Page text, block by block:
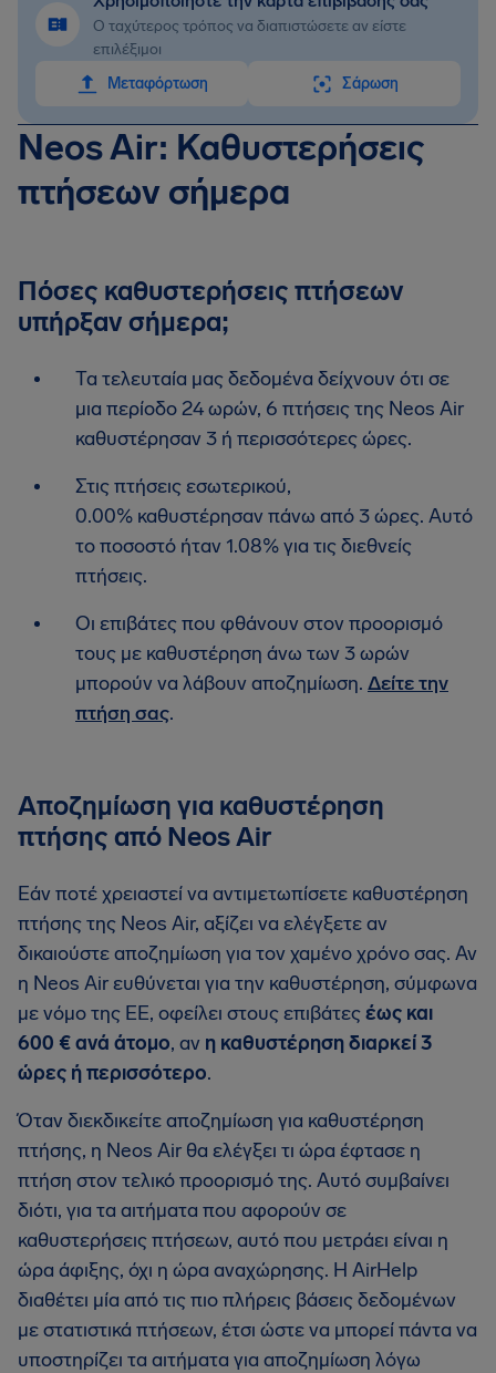
Ο ταχύτερος τρόπος να διαπιστώσετε αν είστε
επιλέξιμοι
Mεταφόρτωση
Σάρωση
Neos Air: Καθυστερήσεις
πτήσεων σήμερα
Πόσες καθυστερήσεις πτήσεων
υπήρξαν σήμερα;
Τα τελευταία μας δεδομένα δείχνουν ότι σε
μια περίοδο 24 ωρών, 6 πτήσεις της Neos Air
καθυστέρησαν 3 ή περισσότερες ώρες.
Στις πτήσεις εσωτερικού,
0.00% καθυστέρησαν πάνω από 3 ώρες. Αυτό
το ποσοστό ήταν 1.08% για τις διεθνείς
πτήσεις.
Οι επιβάτες που φθάνουν στον προορισμό
τους με καθυστέρηση άνω των 3 ωρών
μπορούν να λάβουν αποζημίωση. Δείτε την
πτήση σας.
Αποζημίωση για καθυστέρηση
πτήσης από Neos Air
Εάν ποτέ χρειαστεί να αντιμετωπίσετε καθυστέρηση
πτήσης της Neos Air, αξίζει να ελέγξετε αν
δικαιούστε αποζημίωση για τον χαμένο χρόνο σας. Αν
η Neos Air ευθύνεται για την καθυστέρηση, σύμφωνα
με νόμο της ΕΕ, οφείλει στους επιβάτεςέως και
600 € ανά άτομο, αν η καθυστέρηση διαρκεί 3
ώρες ή περισσότερο.
Όταν διεκδικείτε αποζημίωση για καθυστέρηση
πτήσης, η Neos Air θα ελέγξει τι ώρα έφτασε η
πτήση στον τελικό προορισμό της. Αυτό συμβαίνει
διότι, για τα αιτήματα που αφορούν σε
καθυστερήσεις πτήσεων, αυτό που μετράει είναι η
ώρα άφιξης, όχι η ώρα αναχώρησης. Η AirHelp
διαθέτει μία από τις πιο πλήρεις βάσεις δεδομένων
με στατιστικά πτήσεων, έτσι ώστε να μπορεί πάντα να
υποστηρίζει τα αιτήματα για αποζημίωση λόγω